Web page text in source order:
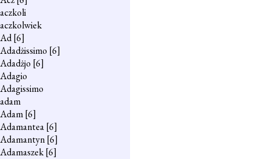
aczkoli
aczkolwiek
Ad[6]
Adadżissimo [6]
Adadżjo [6]
Adagio
Adagissimo
adam
Adam[6]
Adamantea[6]
Adamantyn[6]
Adamaszek[6]